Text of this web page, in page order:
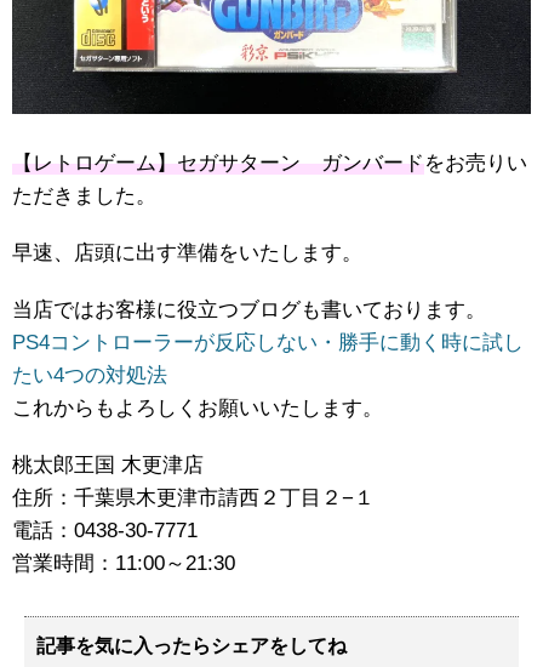
【レトロゲーム】セガサターン ガンバードをお売りい
ただきました。
早速、店頭に出す準備をいたします。
当店ではお客様に役立つブログも書いております。
PS4コントローラーが反応しない・勝手に動く時に試し
たい4つの対処法
これからもよろしくお願いいたします。
桃太郎王国 木更津店
住所：千葉県木更津市請西２丁目２−１
電話：0438-30-7771
営業時間：11:00～21:30
記事を気に入ったらシェアをしてね